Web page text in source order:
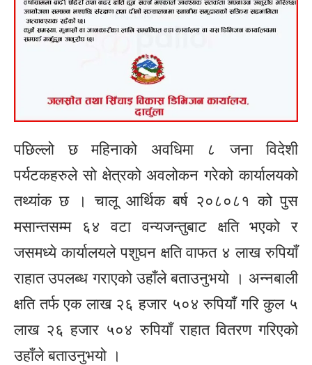
पछिल्लो छ महिनाको अवधिमा ८ जना विदेशी
पर्यटकहरुले सो क्षेत्रको अवलोकन गरेको कार्यालयको
तथ्यांक छ । चालू आर्थिक बर्ष २०८०८१ को पुस
मसान्तसम्म ६४ वटा वन्यजन्तुबाट क्षति भएको र
जसमध्ये कार्यालयले पशुघन क्षति वाफत ४ लाख रुपियाँ
राहात उपलब्ध गराएको उहाँले बताउनुभयो । अन्नबाली
क्षति तर्फ एक लाख २६ हजार ५०४ रुपियाँ गरि कुल ५
लाख २६ हजार ५०४ रुपियाँ राहात वितरण गरिएको
उहाँले बताउनुभयो ।